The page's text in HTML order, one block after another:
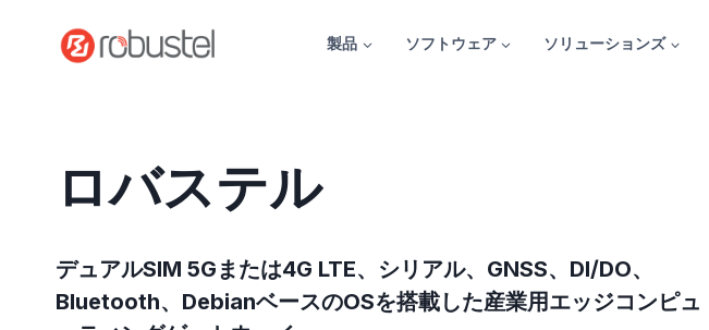
製品 ソフトウェア ソリューションズ
ロバステル
デュアルSIM 5Gまたは4G LTE、シリアル、GNSS、DI/DO、
Bluetooth、DebianベースのOSを搭載した産業用エッジコンピュ